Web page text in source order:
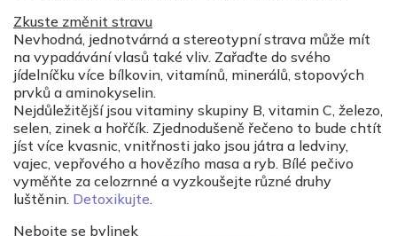
Zkuste změnit stravu
Nevhodná, jednotvárná a stereotypní strava může mít
na vypadávání vlasů také vliv. Zařaďte do svého
jídelníčku více bílkovin, vitamínů, minerálů, stopových
prvků a aminokyselin.
Nejdůležitější jsou vitaminy skupiny B, vitamin C, železo,
selen, zinek a hořčík. Zjednodušeně řečeno to bude chtít
jíst více kvasnic, vnitřnosti jako jsou játra a ledviny,
vajec, vepřového a hovězího masa a ryb. Bílé pečivo
vyměňte za celozrnné a vyzkoušejte různé druhy
luštěnin. Detoxikujte.
Nebojte se bylinek